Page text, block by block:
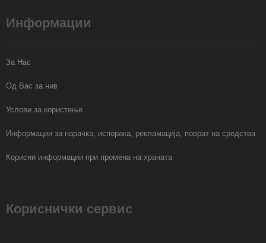
Информации
За Нас
Од Вас за нив
Услови за користење
Информации за нарачка, испорака, рекламација, поврат на средства
Корисни информации при промена на храната
Кориснички сервис